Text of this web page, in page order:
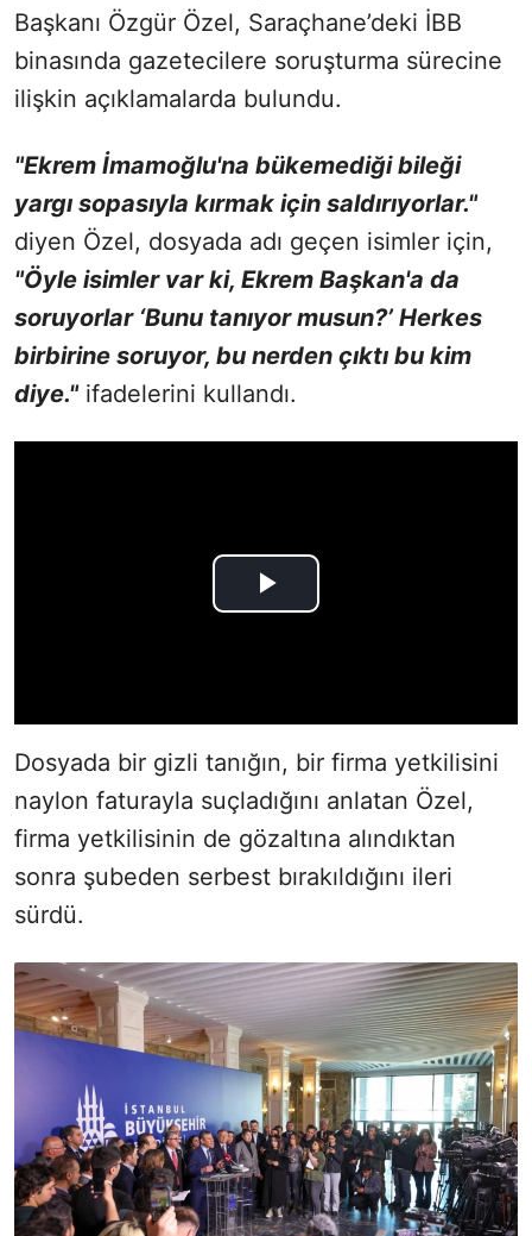
Başkanı Özgür Özel, Saraçhane’deki İBB
binasında gazetecilere soruşturma sürecine
ilişkin açıklamalarda bulundu.
"Ekrem İmamoğlu'na bükemediği bileği
yargı sopasıyla kırmak için saldırıyorlar."
diyen Özel, dosyada adı geçen isimler için,
"Öyle isimler var ki, Ekrem Başkan'a da
soruyorlar ‘Bunu tanıyor musun?’ Herkes
birbirine soruyor, bu nerden çıktı bu kim
diye."ifadelerini kullandı.
Dosyada bir gizli tanığın, bir firma yetkilisini
naylon faturayla suçladığını anlatan Özel,
firma yetkilisinin de gözaltına alındıktan
sonra şubeden serbest bırakıldığını ileri
sürdü.